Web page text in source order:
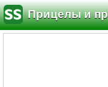
Прицелы и